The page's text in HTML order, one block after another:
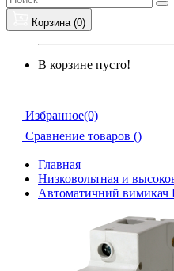
Корзина (0)
В корзине пусто!
Избранное(0)
Сравнение товаров ()
Главная
Низковольтная и
Автоматичний вимикач